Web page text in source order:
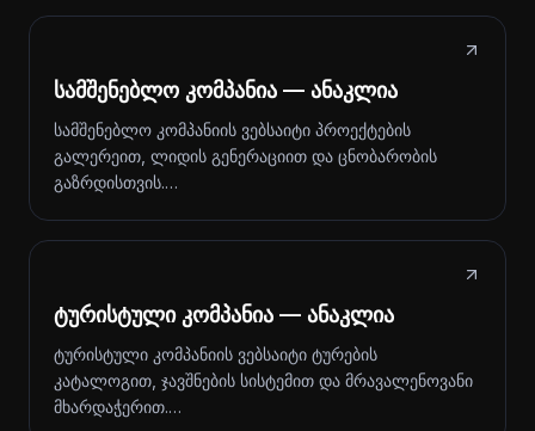
სამშენებლო კომპანია — ანაკლია
სამშენებლო კომპანიის ვებსაიტი პროექტების
გალერეით, ლიდის გენერაციით და ცნობარობის
გაზრდისთვის.…
ტურისტული კომპანია — ანაკლია
ტურისტული კომპანიის ვებსაიტი ტურების
კატალოგით, ჯავშნების სისტემით და მრავალენოვანი
მხარდაჭერით.…